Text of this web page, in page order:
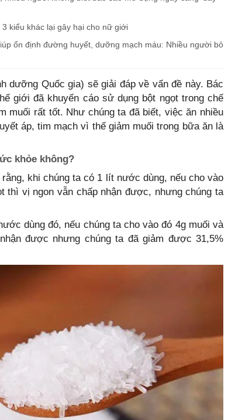
kiểu khác lại gây hại cho nữ giới
ổn định đường huyết, dưỡng mạch máu: Nhiều người bỏ
dưỡng Quốc gia) sẽ giải đáp về vấn đề này. Bác
giới đã khuyến cáo sử dụng bột ngọt trong chế
muối rất tốt. Như chúng ta đã biết, việc ăn nhiều
áp, tim mạch vì thế giảm muối trong bữa ăn là
khỏe không?
khi chúng ta có 1 lít nước dùng, nếu cho vào
thì vị ngon vẫn chấp nhận được, nhưng chúng ta
dùng đó, nếu chúng ta cho vào đó 4g muối và
được nhưng chúng ta đã giảm được 31,5%